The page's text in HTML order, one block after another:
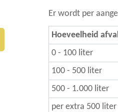
Er wordt per
Hoeveelheid
0 - 100 liter
100 - 500 liter
500 - 1.000 liter
per extra 500 liter